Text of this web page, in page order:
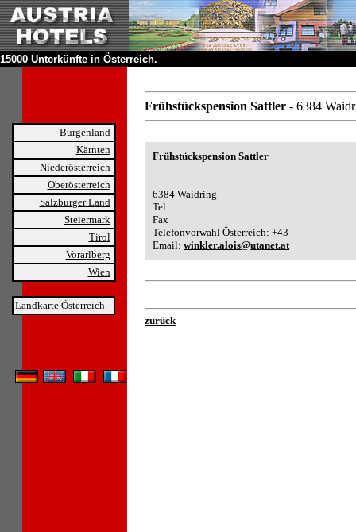
15000 Unterkünfte in Österreich.
Burgenland
Kärnten
Niederösterreich
Oberösterreich
Salzburger Land
Steiermark
Tirol
Vorarlberg
Wien
Landkarte Österreich
Frühstückspension Sattler - 6384
Frühstückspension Sattler
6384 Waidring
Tel.
Fax
Telefonvorwahl Österreich: +43
Email: winkler.alois@utanet.at
zurück